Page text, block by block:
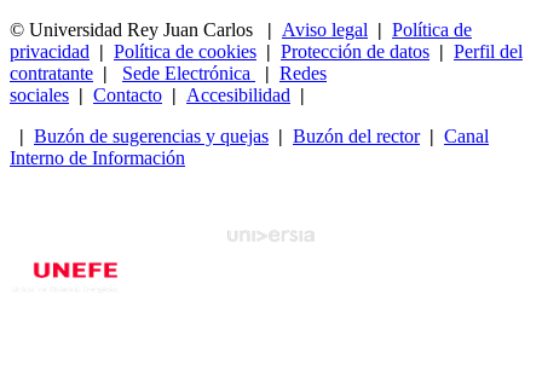
© Universidad Rey Juan Carlos
| Aviso legal | Política de
privacidad | Política de cookies | Protección de datos | Perfil del
contratante | Sede Electrónica | Redes
sociales | Contacto | Accesibilidad |
| Buzón de sugerencias y quejas | Buzón del rector| Canal
Interno de Información